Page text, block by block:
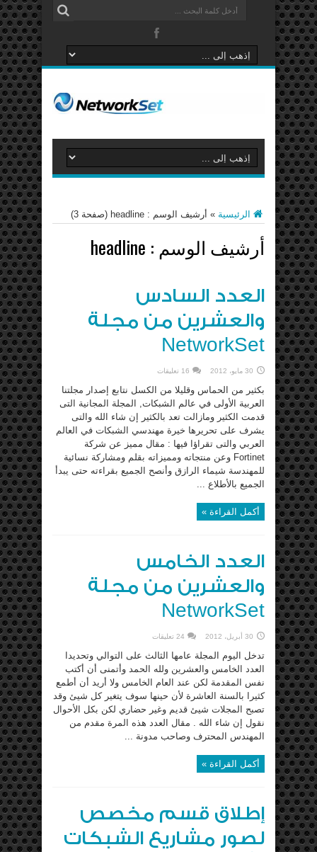
الرئيسية » أرشيف الوسم : headline (صفحة 3)
أرشيف الوسم : headline
العدد السادس
والعشرين من مجلة
NetworkSet
30 مايو، 2012 16 تعليقات
بكثير من الحماس وقليلا من الكسل نتابع إصدار مجلتنا
العربية الأولى في عالم الشبكات, المجلة المجانية التى
قدمت الكثير ومازالت تعد بالكثير إن شاء الله والتى
يشرف على تحريرها خيرة مهندسي الشبكات في العالم
العربي والتى تقراؤا فيها : مقال مميز عن شركة
Fortinet وعن منتجاته ومميزاته بقلم ومشاركة نسائية
للمهندسة شيماء الرازق وأنصح الجميع بقراءته حتى يبدأ
الجميع بالأطلاع ...
أكمل القراءة »
العدد الخامس
والعشرين من مجلة
NetworkSet
30 أبريل، 2012 24 تعليقات
تدخل اليوم المجلة عامها الثالث على التوالي وتحديدا
العدد الخامس والعشرين ولله الحمد وأتمنى أن أكتب
نفس المقدمة لكن عند العام الخامس ولا أريد أن أطمع
كثيرا بالسنة العاشرة لأن حينها سوف يتغير كل شيئ وقد
تصبح المجلات شيئ قديم وغير حضاري لكن بكل الأحوال
نقول إن شاء الله . مقال العدد هذه المرة مقدم من
المهندس المحترف وصاحب مدونة ...
أكمل القراءة »
إطلاق قسم مخصص
لصور مشاريع الشبكات